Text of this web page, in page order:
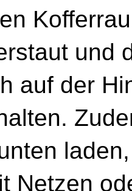
und
auf der
Netzen